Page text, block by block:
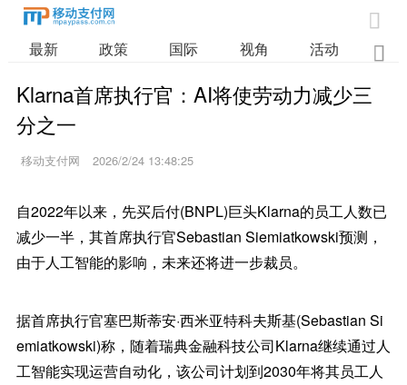

最新 政策 国际 视角 活动 业

Klarna首席执行官：AI将使劳动力减少三
分之一
移动支付网 2026/2/24 13:48:25
自2022年以来，先买后付(BNPL)巨头Klarna的员工人数已
减少一半，其首席执行官Sebastian Siemiatkowski预测，
由于人工智能的影响，未来还将进一步裁员。
据首席执行官塞巴斯蒂安·西米亚特科夫斯基(Sebastian Si
emiatkowski)称，随着瑞典金融科技公司Klarna继续通过人
工智能实现运营自动化，该公司计划到2030年将其员工人